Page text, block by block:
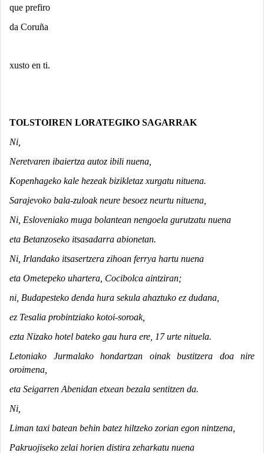
que prefiro
da Coruña
xusto en ti.
TOLSTOIREN LORATEGIKO SAGARRAK
Ni,
Neretvaren ibaiertza autoz ibili nuena,
Kopenhageko kale hezeak bizikletaz xurgatu nituena.
Sarajevoko bala-zuloak neure besoez neurtu nituena,
Ni, Esloveniako muga bolantean nengoela gurutzatu nuena
eta Betanzoseko itsasadarra abionetan.
Ni, Irlandako itsasertzera zihoan ferrya hartu nuena
eta Ometepeko uhartera, Cocibolca aintziran;
ni, Budapesteko denda hura sekula ahaztuko ez dudana,
ez Tesalia probintziako kotoi-soroak,
ezta Nizako hotel bateko gau hura ere, 17 urte nituela.
Letoniako Jurmalako hondartzan oinak bustitzera doa nire
oroimena,
eta Seigarren Abenidan etxean bezala sentitzen da.
Ni,
Liman taxi batean behin batez hiltzeko zorian egon nintzena,
Pakruojiseko zelai horien distira zeharkatu nuena